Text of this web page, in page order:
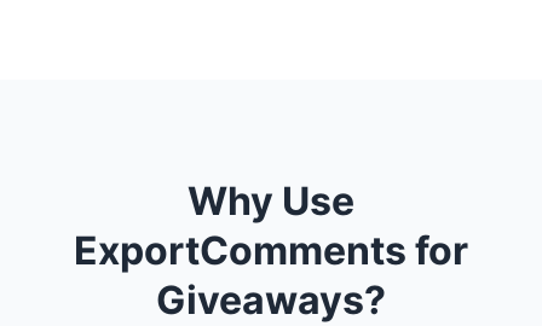
Why Use
ExportComments for
Giveaways?